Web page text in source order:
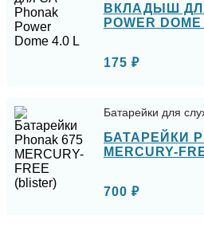
ВКЛАДЫШ
POWER
175 ₽
Батарейки для
БАТАРЕЙКИ
MERCURY-
700 ₽